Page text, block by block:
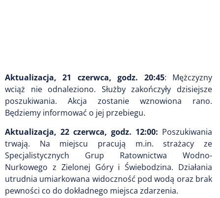
Aktualizacja, 21 czerwca, godz. 20:45: Mężczyzny
wciąż nie odnaleziono. Służby zakończyły dzisiejsze
poszukiwania. Akcja zostanie wznowiona rano.
Będziemy informować o jej przebiegu.
Aktualizacja, 22 czerwca, godz. 12:00: Poszukiwania
trwają. Na miejscu pracują m.in. strażacy ze
Specjalistycznych Grup Ratownictwa Wodno-
Nurkowego z Zielonej Góry i Świebodzina. Działania
utrudnia umiarkowana widoczność pod wodą oraz brak
pewności co do dokładnego miejsca zdarzenia.